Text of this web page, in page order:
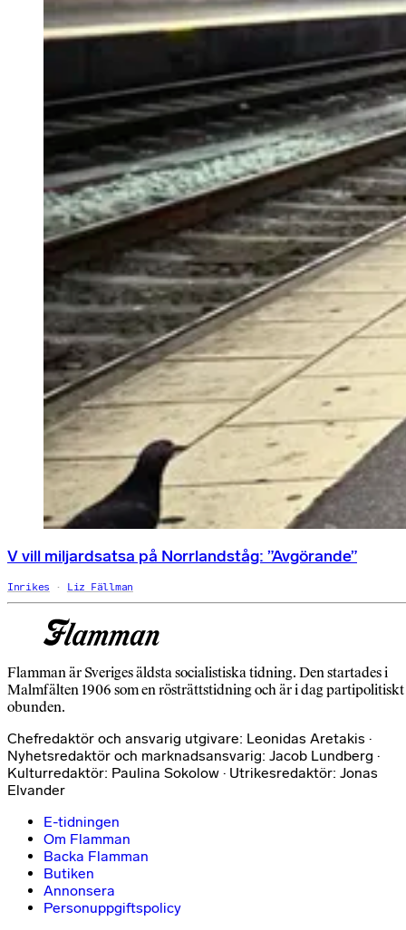
V vill miljardsatsa på Norrlandståg: ”Avgörande”
Inrikes Liz Fällman
Flamman är Sveriges äldsta socialistiska tidning. Den startades i
Malmfälten 1906 som en rösträttstidning och är i dag partipolitiskt
obunden.
Chefredaktör och ansvarig utgivare: Leonidas Aretakis ·
Nyhetsredaktör och marknadsansvarig: Jacob Lundberg ·
Kulturredaktör: Paulina Sokolow · Utrikesredaktör: Jonas
Elvander
E-tidningen
Om Flamman
Backa Flamman
Butiken
Annonsera
Personuppgiftspolicy